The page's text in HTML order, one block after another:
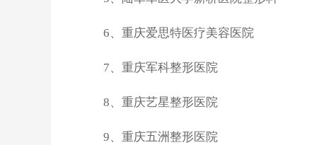
6、重庆爱思特医疗美容医院
7、重庆军科整形医院
8、重庆艺星整形医院
9、重庆五洲整形医院